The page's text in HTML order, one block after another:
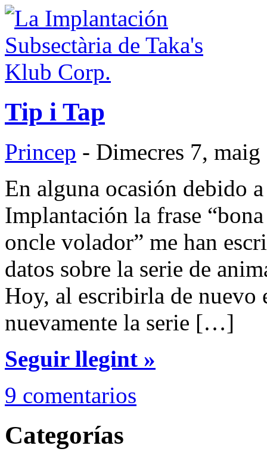
Tip i Tap
Princep - Dimecres 7,
En alguna ocasión debido
Implantación la frase
oncle volador” me han
datos sobre la serie de
Hoy, al escribirla de nuevo
nuevamente la serie […]
Seguir llegint »
9 comentarios
Categorías